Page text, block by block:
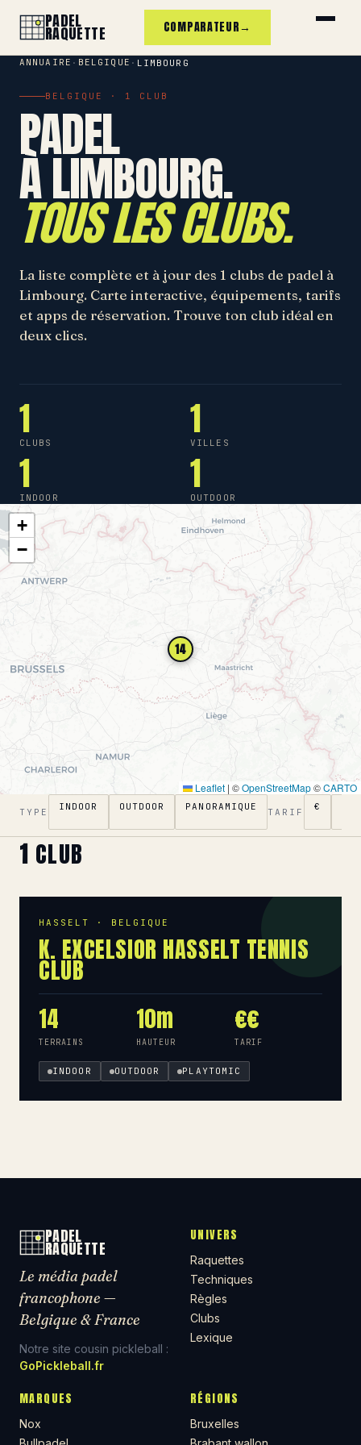
PADEL
RAQUETTE COMPARATEUR→
ANNUAIRE · BELGIQUE · LIMBOURG
BELGIQUE · 1 CLUB
PADEL
À LIMBOURG.
TOUS LES CLUBS.
La liste complète et à jour des 1 clubs de padel à
Limbourg. Carte interactive, équipements, tarifs
et apps de réservation. Trouve ton club idéal en
deux clics.
1
CLUBS 1
VILLES
1
INDOOR 1
OUTDOOR
14
+
−
Leaflet | ©OpenStreetMap©CARTO
TYPE INDOOR OUTDOOR PANORAMIQUE TARIF €
1 CLUB
HASSELT · BELGIQUE
K. EXCELSIOR HASSELT TENNIS
CLUB
14
TERRAINS
10m
HAUTEUR
€€
TARIF
INDOOR OUTDOOR PLAYTOMIC
PADEL
RAQUETTE
Le média padel
francophone —
Belgique & France
Notre site cousin pickleball :
GoPickleball.fr
UNIVERS
Raquettes
Techniques
Règles
Clubs
Lexique
MARQUES
Nox
RÉGIONS
Bruxelles